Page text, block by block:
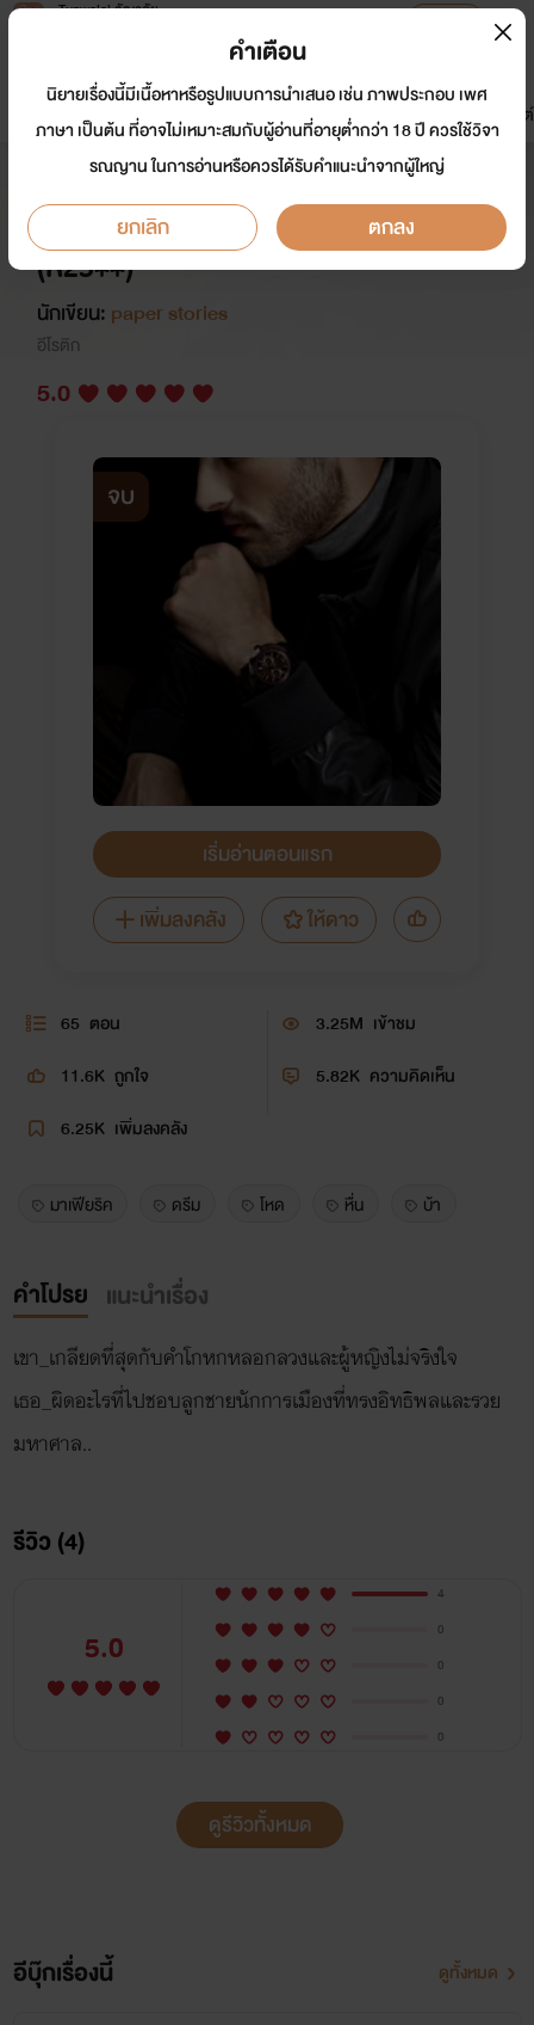
Tunwalai ธัญวลัย
หน้าแรก นิยาย อีบุ๊ก การ์ตูน
มาใหม่
ดรีมแชท ธัญลิสต์
พายุซาตาน_มาเฟียหึง(โหด)_นางเอก
ร้อนแรง_ตบ(จูบ)_พระเอกขี้อ้อนสุดๆ
(R25++)
นักเขียน: paper stories
อีโรติก
5.0
จบ
เริ่มอ่านตอนแรก
เพิ่มลงคลัง
ให้ดาว
65 ตอน 3.25M เข้าชม
11.6K ถูกใจ 5.82K ความคิดเห็น
6.25K เพิ่มลงคลัง
มาเฟียริค ดรีม โหด หื่น บ้า
คำโปรย แนะนำเรื่อง
เขา_เกลียดที่สุดกับคำโกหกหลอกลวงและผู้หญิงไม่จริงใจ
เธอ_ผิดอะไรที่ไปชอบลูกชายนักการเมืองที่ทรงอิทธิพลและรวย
มหาศาล..
รีวิว (4)
5.0
4
0
0
0
0
ดูรีวิวทั้งหมด
อีบุ๊กเรื่องนี้ ดูทั้งหมด
คำเตือน
นิยายเรื่องนี้มีเนื้อหาหรือรูปแบบการนำเสนอ เช่น ภาพประกอบ เพศ
ภาษา เป็นต้น ที่อาจไม่เหมาะสมกับผู้อ่านที่อายุต่ำกว่า 18 ปี ควรใช้วิจา
รณญาน ในการอ่านหรือควรได้รับคำแนะนำจากผู้ใหญ่
ยกเลิก ตกลง